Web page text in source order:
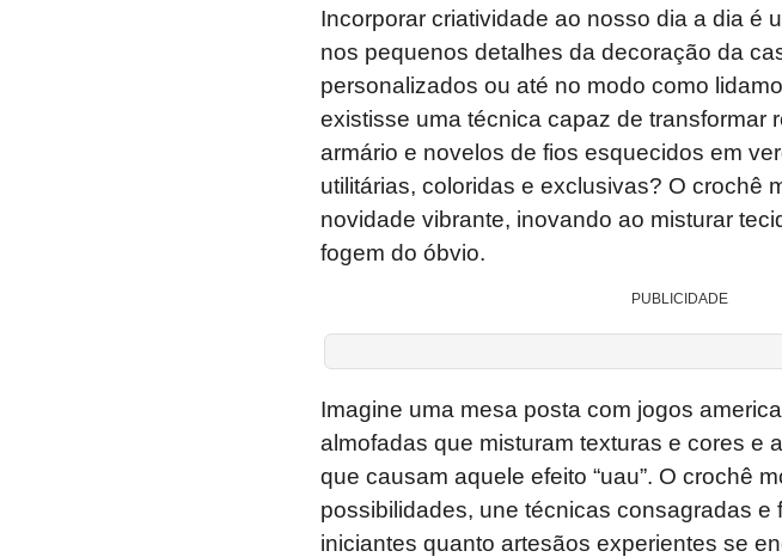
Incorporar criatividade ao nosso dia a dia é
nos pequenos detalhes da decoração da
personalizados ou até no modo como
existisse uma técnica capaz de transformar
armário e novelos de fios esquecidos em
utilitárias, coloridas e exclusivas? O crochê
novidade vibrante, inovando ao misturar
fogem do óbvio.
PUBLICIDADE
Imagine uma mesa posta com jogos
almofadas que misturam texturas e cores e
que causam aquele efeito “uau”. O crochê
possibilidades, une técnicas consagradas e
iniciantes quanto artesãos experientes se